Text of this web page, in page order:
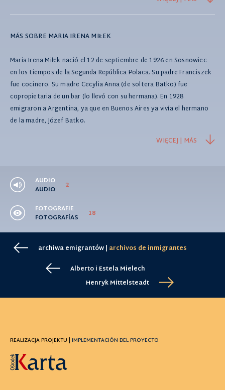
AUDIO
AUDIO
2
FOTOGRAFIE
FOTOGRAFÍAS
18
MÁS SOBRE MARIA IRENA MIŁEK
Maria Irena Miłek nació el 12 de septiembre de 1926 en Sosnowiec
en los tiempos de la Segunda República Polaca. Su padre Franciszek
fue cocinero. Su madre Cecylia Anna (de soltera Batko) fue
copropietaria de un bar (lo llevó con su hermana). En 1928
emigraron a Argentina, ya que en Buenos Aires ya vivía el hermano
de la madre, Józef Batko.
WIĘCEJ | MÁS
archiwa emigrantów | archivos de inmigrantes
Alberto i Estela Mielech
Henryk Mittelsteadt
REALIZACJA PROJEKTU | IMPLEMENTACIÓN DEL PROYECTO